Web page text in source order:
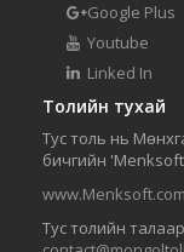
Google Plus
Youtube
Linked In
Толийн тухай
Тус толь нь
бичгийн 'Menksoft
www.Menksoft.com
Тус толийн